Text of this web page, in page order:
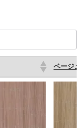
ベージュ
ベージュ